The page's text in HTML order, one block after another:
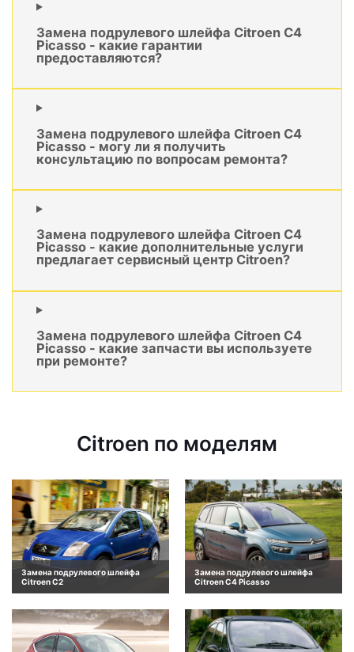
Замена подрулевого шлейфа Citroen C4
Picasso - какие гарантии
предоставляются?
Замена подрулевого шлейфа Citroen C4
Picasso - могу ли я получить
консультацию по вопросам ремонта?
Замена подрулевого шлейфа Citroen C4
Picasso - какие дополнительные услуги
предлагает сервисный центр Citroen?
Замена подрулевого шлейфа Citroen C4
Picasso - какие запчасти вы используете
при ремонте?
Citroen по моделям
Замена подрулевого шлейфа
Citroen C2
Замена подрулевого шлейфа
Citroen C4 Picasso